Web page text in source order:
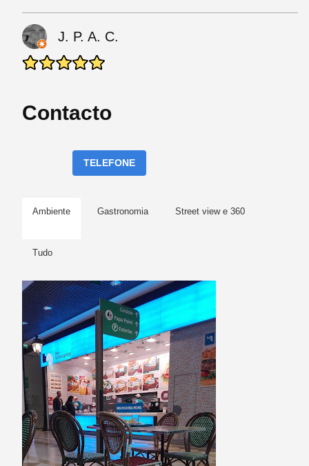
J. P. A. C.
Contacto
TELEFONE
Ambiente Gastronomia Street view e 360
Tudo